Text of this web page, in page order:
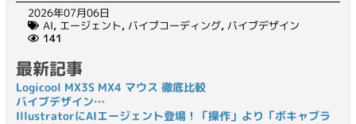
2026年07月06日
AI, エージェント, バイブコーディング, バイブデザイン
141
最新記事
Logicool MX3S MX4 マウス 徹底比較
バイブデザイン…
IllustratorにAIエージェント登場！「操作」より「ボキャブラ